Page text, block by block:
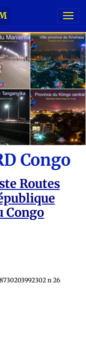
Congo
Routes
Congo